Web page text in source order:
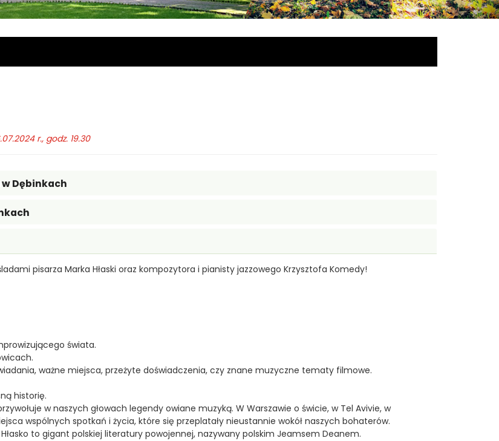
r., godz. 19.30
Dębinkach
pisarza Marka Hłaski oraz kompozytora i pianisty jazzowego Krzysztofa Komedy!
świata.
ważne miejsca, przeżyte doświadczenia, czy znane muzyczne tematy filmowe.
historię.
w naszych głowach legendy owiane muzyką. W Warszawie o świcie, w Tel Avivie, w
wspólnych spotkań i życia, które się przeplatały nieustannie wokół naszych bohaterów.
to gigant polskiej literatury powojennej, nazywany polskim Jeamsem Deanem.